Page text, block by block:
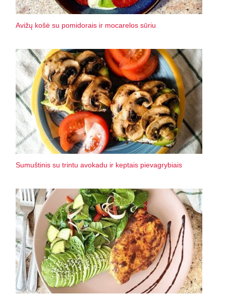
Avižų košė su pomidorais ir mocarelos sūriu
Sumuštinis su trintu avokadu ir keptais pievagrybiais